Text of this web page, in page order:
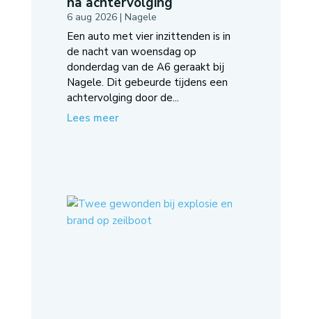
6 aug 2026| Nagele
Een auto met vier inzittenden is in
de nacht van woensdag op
donderdag van de A6 geraakt bij
Nagele. Dit gebeurde tijdens een
achtervolging door de...
Lees meer